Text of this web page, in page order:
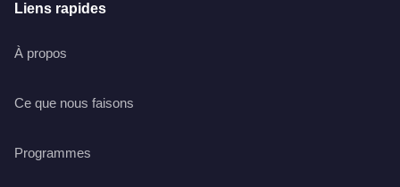
Liens rapides
À propos
Ce que nous faisons
Programmes